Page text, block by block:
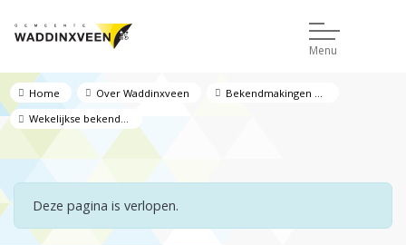
Menu
Home Over Waddinxveen
Wekelijkse bekendmakingen
Deze pagina is verlopen.